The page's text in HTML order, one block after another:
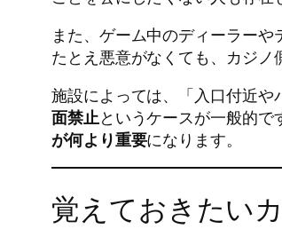
また、ゲーム中のディーラーや
たとえ悪意がなくても、カジノ
施設によっては、「入口付近や
面禁止というケースが一般的で
が何より重要になります。
覚えておきたい